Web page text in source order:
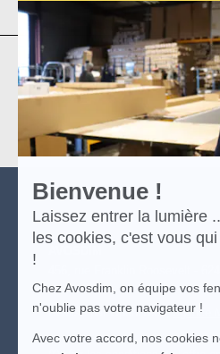
savoir
plus
sur
Axeptio
Bienvenue !
Laissez entrer la lumière
les cookies, c'est vous
!
Chez Avosdim, on équipe vos
n'oublie pas votre navigateur !
Avec votre accord, nos cookies
Réalisé par OpenITech,agence